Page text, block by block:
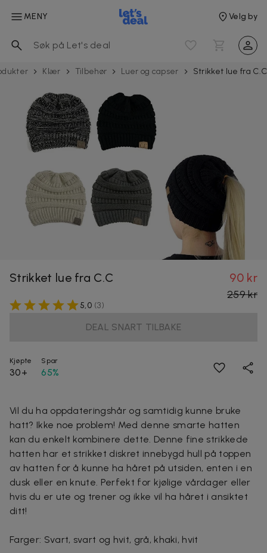
MENY Velg by
Klær Tilbehør Luer og capser Strikket lue fra C.C
Strikket lue fra C.C 90 kr
259 kr
5,0 (3)
DEAL SNART TILBAKE
Kjøpte
30+
Spar
65%
Vil du ha oppdateringshår og samtidig kunne bruke
hatt? Ikke noe problem! Med denne smarte hatten
kan du enkelt kombinere dette. Denne fine strikkede
hatten har et strikket diskret innebygd hull på toppen
av hatten for å kunne ha håret på utsiden, enten i en
dusk eller en knute. Perfekt for kjølige vårdager eller
hvis du er ute og trener og ikke vil ha håret i ansiktet
ditt!
Farger: Svart, svart og hvit, grå, khaki, hvit